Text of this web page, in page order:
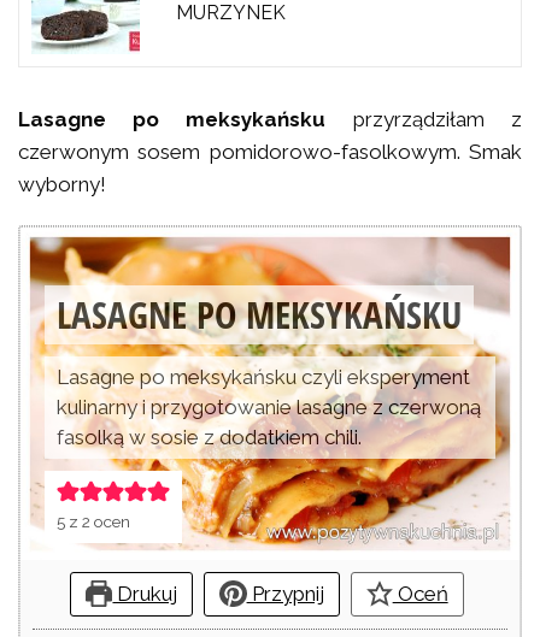
MURZYNEK
Lasagne po meksykańsku przyrządziłam z
czerwonym sosem pomidorowo-fasolkowym. Smak
wyborny!
LASAGNE PO MEKSYKAŃSKU
Lasagne po meksykańsku czyli eksperyment
kulinarny i przygotowanie lasagne z czerwoną
fasolką w sosie z dodatkiem chili.
5 z2 ocen
Drukuj Przypnij Oceń